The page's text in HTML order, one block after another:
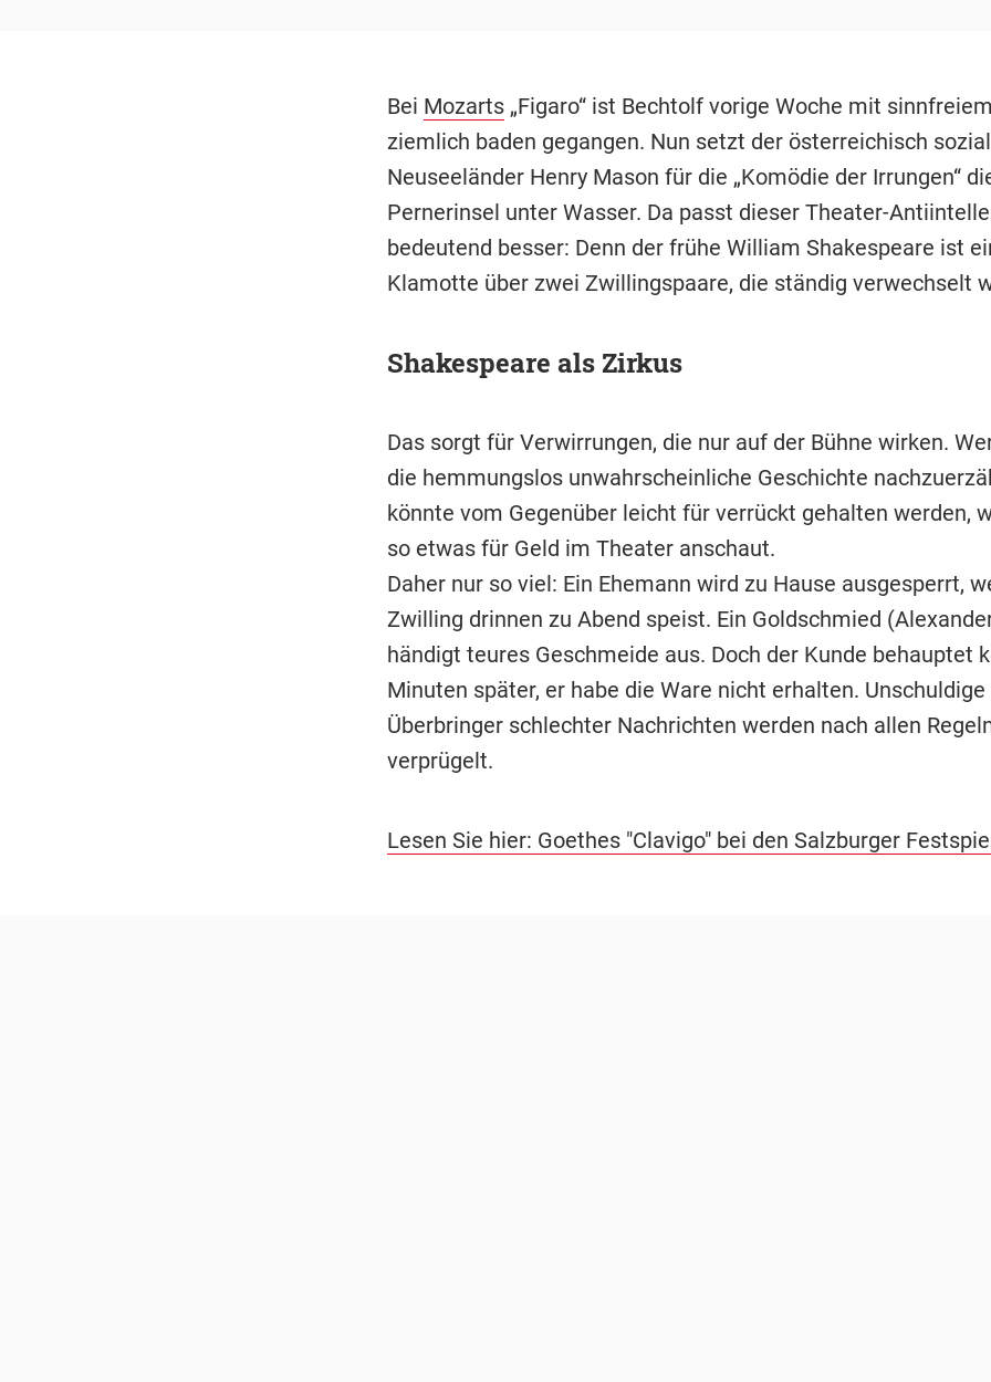
Bei Mozarts„Figaro“ ist Bechtolf vorige Woche mit
ziemlich baden gegangen. Nun setzt der österreichisch
Neuseeländer Henry Mason für die „Komödie der Irrungen“
Pernerinsel unter Wasser. Da passt dieser Theater-
bedeutend besser: Denn der frühe William Shakespeare ist
Klamotte über zwei Zwillingspaare, die ständig verwechselt
Shakespeare als Zirkus
Das sorgt für Verwirrungen, die nur auf der Bühne wirken.
die hemmungslos unwahrscheinliche Geschichte
könnte vom Gegenüber leicht für verrückt gehalten werden,
so etwas für Geld im Theater anschaut.
Daher nur so viel: Ein Ehemann wird zu Hause ausgesperrt,
Zwilling drinnen zu Abend speist. Ein Goldschmied
händigt teures Geschmeide aus. Doch der Kunde behauptet
Minuten später, er habe die Ware nicht erhalten. Unschuldige
Überbringer schlechter Nachrichten werden nach allen
verprügelt.
Lesen Sie hier: Goethes "Clavigo" bei den Salzburger